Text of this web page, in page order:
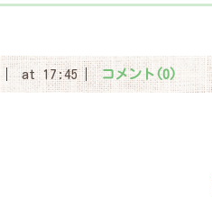
at 17:45 コメント(0)